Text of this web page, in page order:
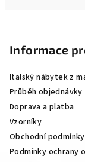
Informace
Italský nábytek z
Průběh objednávky
Doprava a platba
Vzorníky
Obchodní podmínky
Podmínky ochrany